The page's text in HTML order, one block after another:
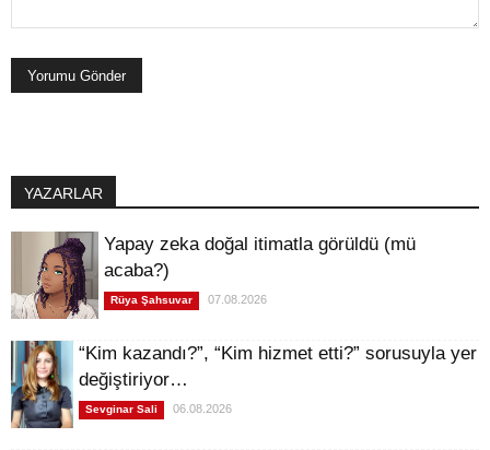
YAZARLAR
Yapay zeka doğal itimatla görüldü (mü
acaba?)
Rüya Şahsuvar 07.08.2026
“Kim kazandı?”, “Kim hizmet etti?” sorusuyla yer
değiştiriyor…
Sevginar Sali 06.08.2026